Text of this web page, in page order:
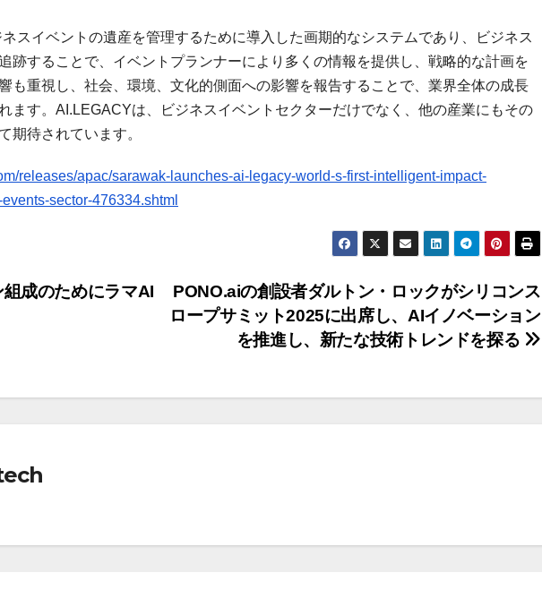
スイベントの遺産を管理するために導入した画期的なシステムであり、ビジネス
跡することで、イベントプランナーにより多くの情報を提供し、戦略的な計画を
も重視し、社会、環境、文化的側面への影響を報告することで、業界全体の成長
ます。AI.LEGACYは、ビジネスイベントセクターだけでなく、他の産業にもその
期待されています。
releases/apac/sarawak-launches-ai-legacy-world-s-first-intelligent-impact-
sector-476334.shtml
PONO.aiの創設者ダルトン・ロックがシリコンス
ロープサミット2025に出席し、AIイノベーション
を推進し、新たな技術トレンドを探る
成のためにラマAI